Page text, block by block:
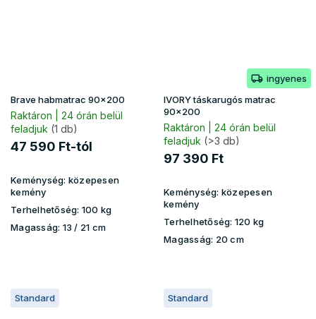
Brave habmatrac 90x200
Raktáron | 24 órán belül
feladjuk (1 db)
47 590 Ft-tól
Keménység: közepesen
kemény
Terhelhetőség: 100 kg
Magasság: 13 / 21 cm
ingyenes
IVORY táskarugós matrac
90x200
Raktáron | 24 órán belül
feladjuk (>3 db)
97 390 Ft
Keménység: közepesen
kemény
Terhelhetőség: 120 kg
Magasság: 20 cm
Standard Standard